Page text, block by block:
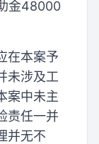
金48000
在本案予
未涉及工
案中未主
责任一并
并无不